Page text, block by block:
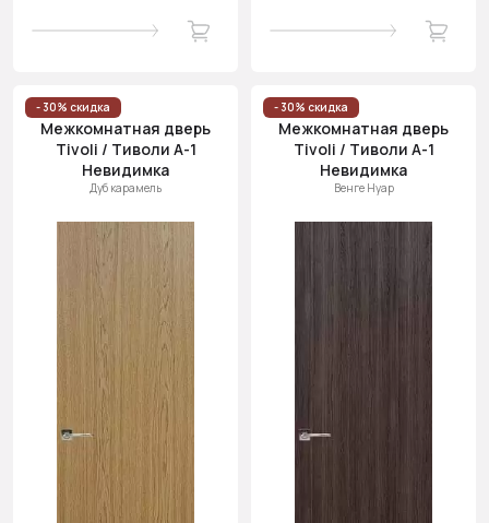
- 30% скидка
Межкомнатная дверь
Tivoli / Тиволи А-1
Невидимка
Дуб карамель
- 30% скидка
Межкомнатная дверь
Tivoli / Тиволи А-1
Невидимка
Венге Нуар